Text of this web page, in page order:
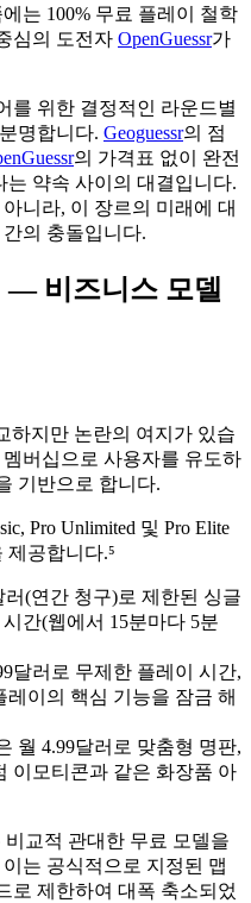
는 100% 무료 플레이 철학
심의 도전자 OpenGuessr가
를 위한 결정적인 라운드별
명합니다. Geoguessr의 점
의 가격표 없이 완전
약속 사이의 대결입니다.
니라, 이 장르의 미래에 대
의 충돌입니다.
— 비즈니스 모델
하지만 논란의 여지가 있습
버십으로 사용자를 유도하
기반으로 합니다.
Pro Unlimited 및 Pro Elite
제공합니다.⁵
러(연간 청구)로 제한된 싱글
간(웹에서 15분마다 5분
달러로 무제한 플레이 시간,
이의 핵심 기능을 잠금 해
월 4.99달러로 맞춤형 명판,
이모티콘과 같은 화장품 아
비교적 관대한 무료 모델을
는 공식적으로 지정된 맵
로 제한하여 대폭 축소되었